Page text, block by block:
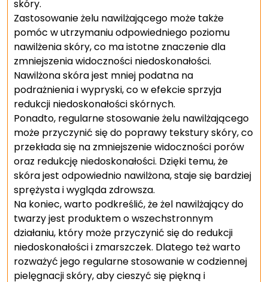
skóry.
Zastosowanie żelu nawilżającego może także
pomóc w utrzymaniu odpowiedniego poziomu
nawilżenia skóry, co ma istotne znaczenie dla
zmniejszenia widoczności niedoskonałości.
Nawilżona skóra jest mniej podatna na
podrażnienia i wypryski, co w efekcie sprzyja
redukcji niedoskonałości skórnych.
Ponadto, regularne stosowanie żelu nawilżającego
może przyczynić się do poprawy tekstury skóry, co
przekłada się na zmniejszenie widoczności porów
oraz redukcję niedoskonałości. Dzięki temu, że
skóra jest odpowiednio nawilżona, staje się bardziej
sprężysta i wygląda zdrowsza.
Na koniec, warto podkreślić, że żel nawilżający do
twarzy jest produktem o wszechstronnym
działaniu, który może przyczynić się do redukcji
niedoskonałości i zmarszczek. Dlatego też warto
rozważyć jego regularne stosowanie w codziennej
pielęgnacji skóry, aby cieszyć się piękną i